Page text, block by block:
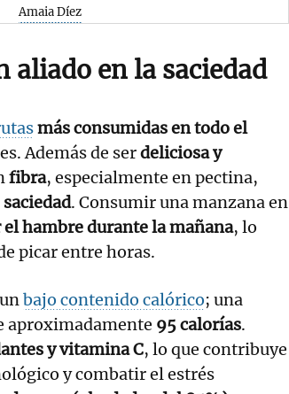
Amaia Díez
aliado en la saciedad
más consumidas en todo el
Además de serdeliciosa y
fibra, especialmente en pectina,
saciedad. Consumir una manzana en
hambre durante la mañana, lo
picar entre horas.
bajo contenido calórico; una
aproximadamente 95 calorías.
y vitamina C, lo que contribuye
y combatir el estrés